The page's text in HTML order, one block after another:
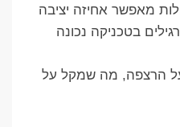
מאפשר אחיזה יציבה
בטכניקה נכונה
על הרצפה, מה שמקל על